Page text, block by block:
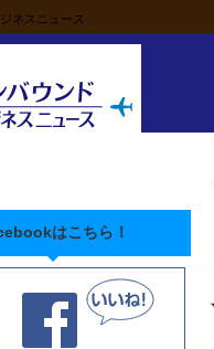
ネスニュース
はこちら！